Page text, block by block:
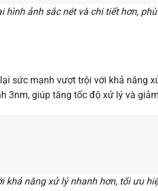
hình ảnh sắc nét và chi tiết hơn,
sức mạnh vượt trội với khả năng
3nm, giúp tăng tốc độ xử lý và
khả năng xử lý nhanh hơn, tối ưu